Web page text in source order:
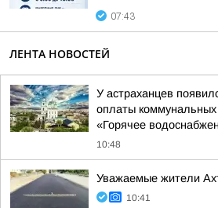
07:43
ЛЕНТА НОВОСТЕЙ
У астраханцев
оплаты
«Горячее
10:48
Уважаемые жители
10:41